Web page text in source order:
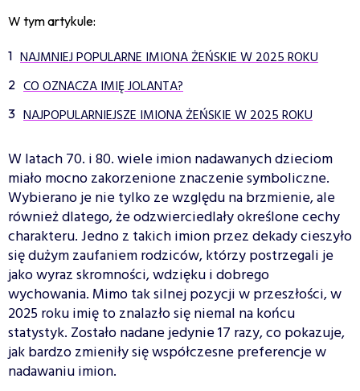
W tym artykule:
NAJMNIEJ POPULARNE IMIONA ŻEŃSKIE W 2025 ROKU
CO OZNACZA IMIĘ JOLANTA?
NAJPOPULARNIEJSZE IMIONA ŻEŃSKIE W 2025 ROKU
W latach 70. i 80. wiele imion nadawanych dzieciom
miało mocno zakorzenione znaczenie symboliczne.
Wybierano je nie tylko ze względu na brzmienie, ale
również dlatego, że odzwierciedlały określone cechy
charakteru. Jedno z takich imion przez dekady cieszyło
się dużym zaufaniem rodziców, którzy postrzegali je
jako wyraz skromności, wdzięku i dobrego
wychowania. Mimo tak silnej pozycji w przeszłości, w
2025 roku imię to znalazło się niemal na końcu
statystyk. Zostało nadane jedynie 17 razy, co pokazuje,
jak bardzo zmieniły się współczesne preferencje w
nadawaniu imion.